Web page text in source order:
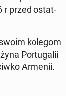
r przed ostat­
kolegom
Por­tu­ga­lii
Armenii.